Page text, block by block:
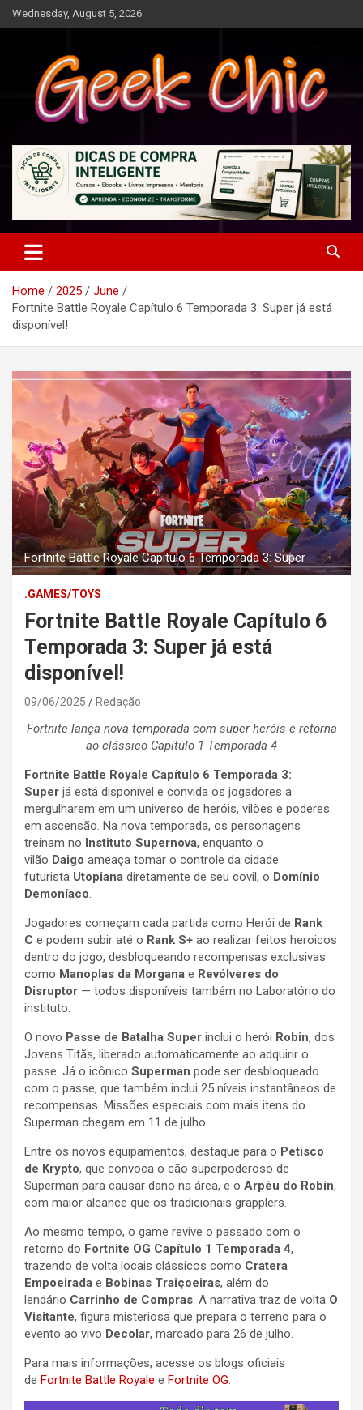
Skip
to
Wednesday, August 5, 2026
Geek Chic
Home 2025
June
Fortnite Battle Royale Capítulo 6 Temporada 3: Super já está
disponível!
Fortnite Battle Royale Capítulo 6 Temporada 3: Super
.GAMES/TOYS
Fortnite Battle Royale Capítulo 6
Temporada 3: Super já está
disponível!
09/06/2025 Redação
Fortnite lança nova temporada com super-heróis e retorna
ao clássico Capítulo 1 Temporada 4
Fortnite Battle Royale Capítulo 6 Temporada 3:
Super já está disponível e convida os jogadores a
mergulharem em um universo de heróis, vilões e poderes
em ascensão. Na nova temporada, os personagens
treinam no Instituto Supernova, enquanto o
vilão Daigo ameaça tomar o controle da cidade
futurista Utopiana diretamente de seu covil, o Domínio
Demoníaco.
Jogadores começam cada partida como Herói de Rank
C e podem subir até o Rank S+ ao realizar feitos heroicos
dentro do jogo, desbloqueando recompensas exclusivas
como Manoplas da Morgana e Revólveres do
Disruptor — todos disponíveis também no Laboratório do
instituto.
O novo Passe de Batalha Super inclui o herói Robin, dos
Jovens Titãs, liberado automaticamente ao adquirir o
passe. Já o icônico Superman pode ser desbloqueado
com o passe, que também inclui 25 níveis instantâneos de
recompensas. Missões especiais com mais itens do
Superman chegam em 11 de julho.
Entre os novos equipamentos, destaque para o Petisco
de Krypto, que convoca o cão superpoderoso de
Superman para causar dano na área, e o Arpéu do Robin,
com maior alcance que os tradicionais grapplers.
Ao mesmo tempo, o game revive o passado com o
retorno do Fortnite OG Capítulo 1 Temporada 4,
trazendo de volta locais clássicos como Cratera
Empoeirada e Bobinas Traiçoeiras, além do
lendário Carrinho de Compras. A narrativa traz de volta O
Visitante, figura misteriosa que prepara o terreno para o
evento ao vivo Decolar, marcado para 26 de julho.
Para mais informações, acesse os blogs oficiais
de Fortnite Battle Royale e Fortnite OG.